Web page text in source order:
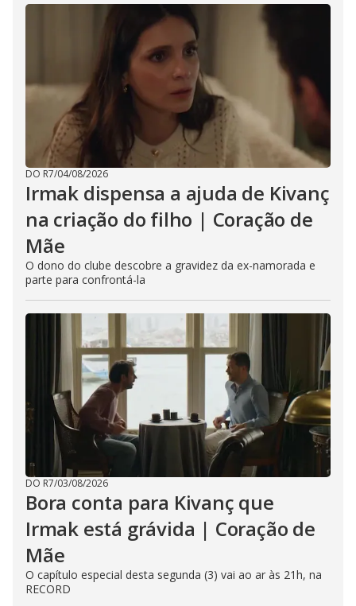
DO R7/04/08/2026
Irmak dispensa a ajuda de Kivanç
na criação do filho | Coração de
Mãe
O dono do clube descobre a gravidez da ex-namorada e
parte para confrontá-la
DO R7/03/08/2026
Bora conta para Kivanç que
Irmak está grávida | Coração de
Mãe
O capítulo especial desta segunda (3) vai ao ar às 21h, na
RECORD